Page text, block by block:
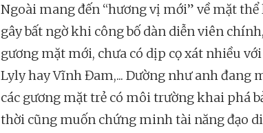
Ngoài mang đến “hương vị mới” về mặt
gây bất ngờ khi công bố dàn diễn viên
gương mặt mới, chưa có dịp cọ xát nhiều
Lyly hay Vĩnh Đam,... Dường như anh đang
các gương mặt trẻ có môi trường khai phá
thời cũng muốn chứng minh tài năng đạo